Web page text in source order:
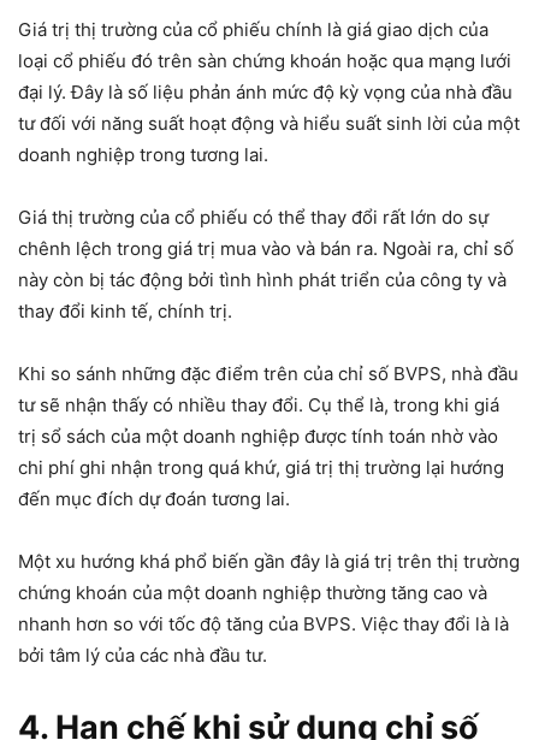
Giá trị thị trường của cổ phiếu chính là giá giao dịch của
loại cổ phiếu đó trên sàn chứng khoán hoặc qua mạng lưới
đại lý. Đây là số liệu phản ánh mức độ kỳ vọng của nhà đầu
tư đối với năng suất hoạt động và hiểu suất sinh lời của một
doanh nghiệp trong tương lai.
Giá thị trường của cổ phiếu có thể thay đổi rất lớn do sự
chênh lệch trong giá trị mua vào và bán ra. Ngoài ra, chỉ số
này còn bị tác động bởi tình hình phát triển của công ty và
thay đổi kinh tế, chính trị.
Khi so sánh những đặc điểm trên của chỉ số BVPS, nhà đầu
tư sẽ nhận thấy có nhiều thay đổi. Cụ thể là, trong khi giá
trị sổ sách của một doanh nghiệp được tính toán nhờ vào
chi phí ghi nhận trong quá khứ, giá trị thị trường lại hướng
đến mục đích dự đoán tương lai.
Một xu hướng khá phổ biến gần đây là giá trị trên thị trường
chứng khoán của một doanh nghiệp thường tăng cao và
nhanh hơn so với tốc độ tăng của BVPS. Việc thay đổi là là
bởi tâm lý của các nhà đầu tư.
4. Hạn chế khi sử dụng chỉ số